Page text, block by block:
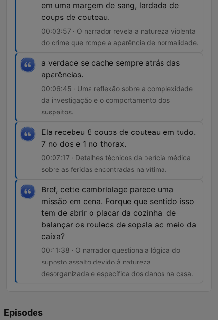
em uma margem de sang, lardada de
coups de couteau.
00:03:57 · O narrador revela a natureza violenta
do crime que rompe a aparência de normalidade.
a verdade se cache sempre atrás das
aparências.
00:06:45 · Uma reflexão sobre a complexidade
da investigação e o comportamento dos
suspeitos.
Ela recebeu 8 coups de couteau em tudo.
7 no dos e 1 no thorax.
00:07:17 · Detalhes técnicos da perícia médica
sobre as feridas encontradas na vítima.
Bref, cette cambriolage parece uma
missão em cena. Porque que sentido isso
tem de abrir o placar da cozinha, de
balançar os rouleos de sopala ao meio da
caixa?
00:11:38 · O narrador questiona a lógica do
suposto assalto devido à natureza
desorganizada e específica dos danos na casa.
Episodes